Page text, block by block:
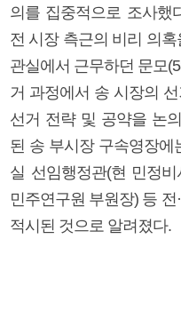
의를 집중적으로 조사했
전 시장 측근의 비리 의
관실에서 근무하던 문모
거 과정에서 송 시장의
선거 전략 및 공약을 논
된 송 부시장 구속영장
실 선임행정관(현 민정
민주연구원 부원장) 등
적시된 것으로 알려졌다.